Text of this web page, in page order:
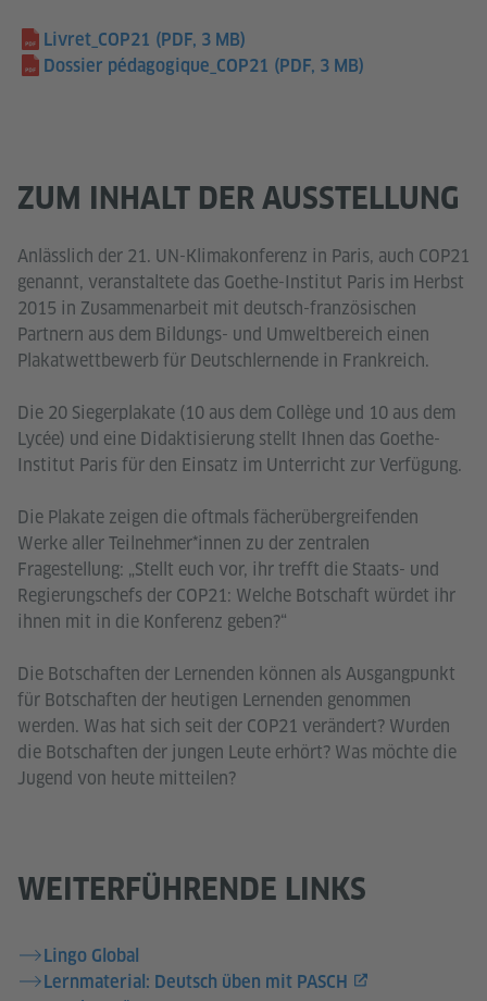
Livret_COP21 (PDF, 3 MB)
Dossier pédagogique_COP21 (PDF, 3 MB)
ZUM INHALT DER AUSSTELLUNG
Anlässlich der 21. UN-Klimakonferenz in Paris, auch COP21
genannt, veranstaltete das Goethe-Institut Paris im Herbst
2015 in Zusammenarbeit mit deutsch-französischen
Partnern aus dem Bildungs- und Umweltbereich einen
Plakatwettbewerb für Deutschlernende in Frankreich.
Die 20 Siegerplakate (10 aus dem Collège und 10 aus dem
Lycée) und eine Didaktisierung stellt Ihnen das Goethe-
Institut Paris für den Einsatz im Unterricht zur Verfügung.
Die Plakate zeigen die oftmals fächerübergreifenden
Werke aller Teilnehmer*innen zu der zentralen
Fragestellung: „Stellt euch vor, ihr trefft die Staats- und
Regierungschefs der COP21: Welche Botschaft würdet ihr
ihnen mit in die Konferenz geben?“
Die Botschaften der Lernenden können als Ausgangpunkt
für Botschaften der heutigen Lernenden genommen
werden. Was hat sich seit der COP21 verändert? Wurden
die Botschaften der jungen Leute erhört? Was möchte die
Jugend von heute mitteilen?
WEITERFÜHRENDE LINKS
Lingo Global
Lernmaterial: Deutsch üben mit PASCH